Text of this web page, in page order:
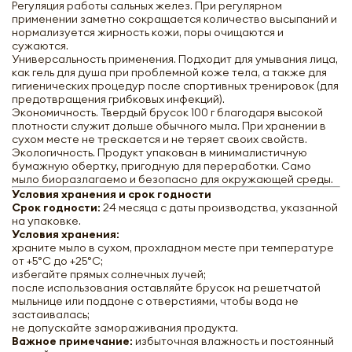
Регуляция работы сальных желез. При регулярном
применении заметно сокращается количество высыпаний и
нормализуется жирность кожи, поры очищаются и
сужаются.
Универсальность применения. Подходит для умывания лица,
как гель для душа при проблемной коже тела, а также для
гигиенических процедур после спортивных тренировок (для
предотвращения грибковых инфекций).
Экономичность. Твердый брусок 100 г благодаря высокой
плотности служит дольше обычного мыла. При хранении в
сухом месте не трескается и не теряет своих свойств.
Экологичность. Продукт упакован в минималистичную
бумажную обертку, пригодную для переработки. Само
мыло биоразлагаемо и безопасно для окружающей среды.
Условия хранения и срок годности
Срок годности: 24 месяца с даты производства, указанной
на упаковке.
Условия хранения:
храните мыло в сухом, прохладном месте при температуре
от +5°C до +25°C;
избегайте прямых солнечных лучей;
после использования оставляйте брусок на решетчатой
мыльнице или поддоне с отверстиями, чтобы вода не
застаивалась;
не допускайте замораживания продукта.
Важное примечание: избыточная влажность и постоянный
Fabessentials Bathing Bar Мыло
-